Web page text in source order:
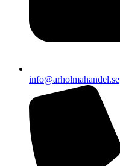
info@arholmahandel.se